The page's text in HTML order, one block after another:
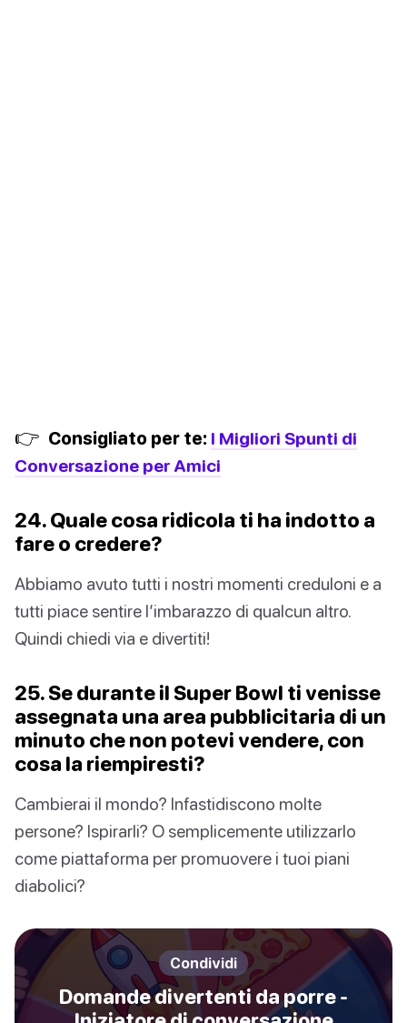
👉 Consigliato per te: I Migliori Spunti di
Conversazione per Amici
24. Quale cosa ridicola ti ha indotto a
fare o credere?
Abbiamo avuto tutti i nostri momenti creduloni e a
tutti piace sentire l’imbarazzo di qualcun altro.
Quindi chiedi via e divertiti!
25. Se durante il Super Bowl ti venisse
assegnata una area pubblicitaria di un
minuto che non potevi vendere, con
cosa la riempiresti?
Cambierai il mondo? Infastidiscono molte
persone? Ispirarli? O semplicemente utilizzarlo
come piattaforma per promuovere i tuoi piani
diabolici?
Condividi
Domande divertenti da porre -